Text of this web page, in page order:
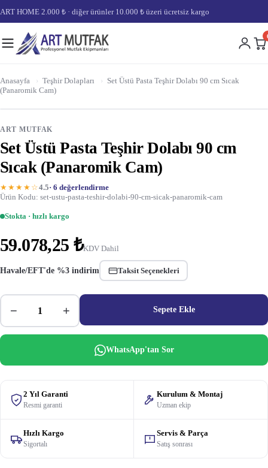
ART HOME 2.000 ₺ · diğer ürünler 10.000 ₺ üzeri ücretsiz kargo
Anasayfa › Teşhir Dolapları › Set Üstü Pasta Teşhir Dolabı 90 cm Sıcak
(Panaromik Cam)
ART MUTFAK
Set Üstü Pasta Teşhir Dolabı 90 cm
Sıcak (Panaromik Cam)
★★★★☆4.5· 6 değerlendirme
Ürün Kodu: set-ustu-pasta-teshir-dolabi-90-cm-sicak-panaromik-cam
Stokta · hızlı kargo
59.078,25 ₺KDV Dahil
Havale/EFT'de %3 indirim Taksit Seçenekleri
− + Sepete Ekle
WhatsApp'tan Sor
2 Yıl Garanti
Resmi garanti
Kurulum & Montaj
Uzman ekip
Hızlı Kargo
Sigortalı
Servis & Parça
Satış sonrası